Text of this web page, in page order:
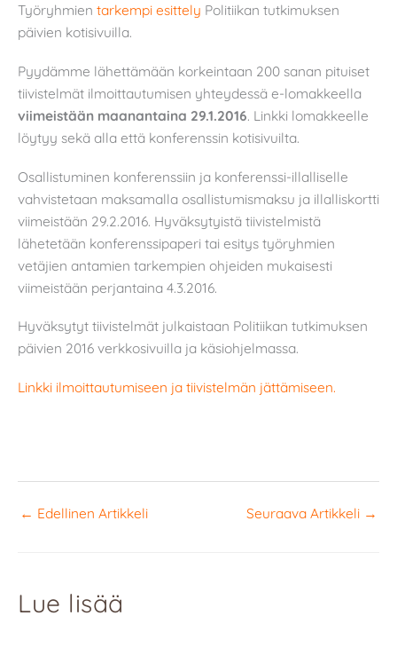
Työryhmien tarkempi esittely Politiikan tutkimuksen
päivien kotisivuilla.
Pyydämme lähettämään korkeintaan 200 sanan pituiset
tiivistelmät ilmoittautumisen yhteydessä e-lomakkeella
viimeistään maanantaina 29.1.2016. Linkki lomakkeelle
löytyy sekä alla että konferenssin kotisivuilta.
Osallistuminen konferenssiin ja konferenssi-illalliselle
vahvistetaan maksamalla osallistumismaksu ja illalliskortti
viimeistään 29.2.2016. Hyväksytyistä tiivistelmistä
lähetetään konferenssipaperi tai esitys työryhmien
vetäjien antamien tarkempien ohjeiden mukaisesti
viimeistään perjantaina 4.3.2016.
Hyväksytyt tiivistelmät julkaistaan Politiikan tutkimuksen
päivien 2016 verkkosivuilla ja käsiohjelmassa.
Linkki ilmoittautumiseen ja tiivistelmän jättämiseen.
← Edellinen Artikkeli Seuraava Artikkeli →
Lue lisää